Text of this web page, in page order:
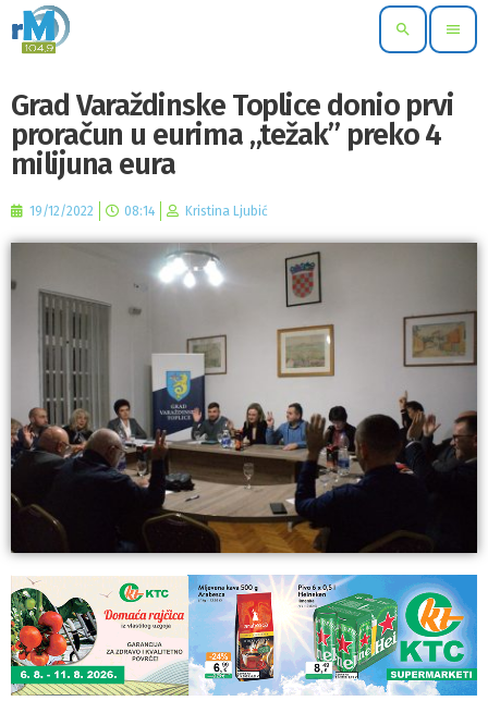
search menu
Grad Varaždinske Toplice donio prvi
proračun u eurima „težak” preko 4
milijuna eura
19/12/2022 08:14 Kristina Ljubić